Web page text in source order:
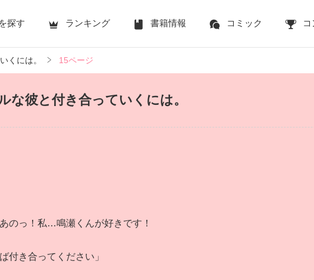
探す ランキング 書籍情報 コミック
くには。 15ページ
な彼と付き合っていくには。
あのっ！私…鳴瀬くんが好きです！
付き合ってください」